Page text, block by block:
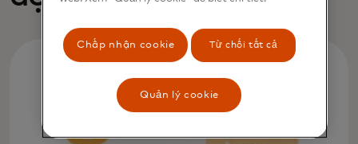
Chấp nhận cookie Từ chối tất cả
Quản lý cookie